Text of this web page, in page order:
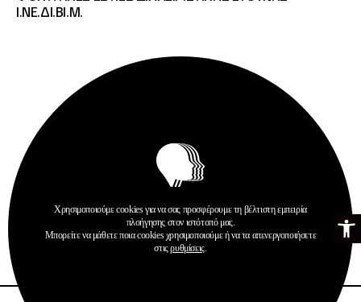
Ανοίξτε
Ι.ΝΕ.ΔΙ.ΒΙ.Μ.
Χρησιμοποιούμε cookies για να σας προσφέρουμε τη βέλτιστη εμπειρία
πλοήγησης στον ιστότοπό μας.
Μπορείτε να μάθετε ποια cookies χρησιμοποιούμε ή να τα απενεργοποιήσετε
στιςρυθμίσεις.